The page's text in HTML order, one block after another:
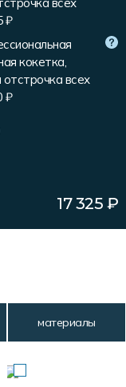
₽
кокетка,
всех
₽
17 325 ₽
материалы